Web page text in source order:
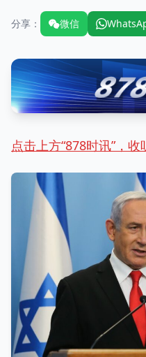
分享： 微信
点击上方“878时讯”，